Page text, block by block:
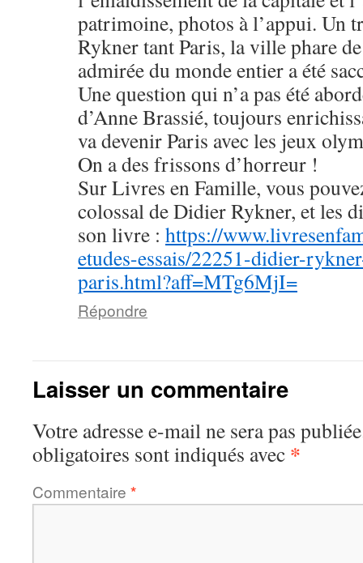
patrimoine, photos à l’appui. Un
Rykner tant Paris, la ville phare
admirée du monde entier a été
Une question qui n’a pas été
d’Anne Brassié, toujours
va devenir Paris avec les jeux
On a des frissons d’horreur !
Sur Livres en Famille, vous
colossal de Didier Rykner, et les
son livre : https://
etudes-essais/22251-didier-
paris.html?aff=MTg6MjI=
Répondre
Laisser un commentaire
Votre adresse e-mail ne sera pas
obligatoires sont indiqués avec *
Commentaire *